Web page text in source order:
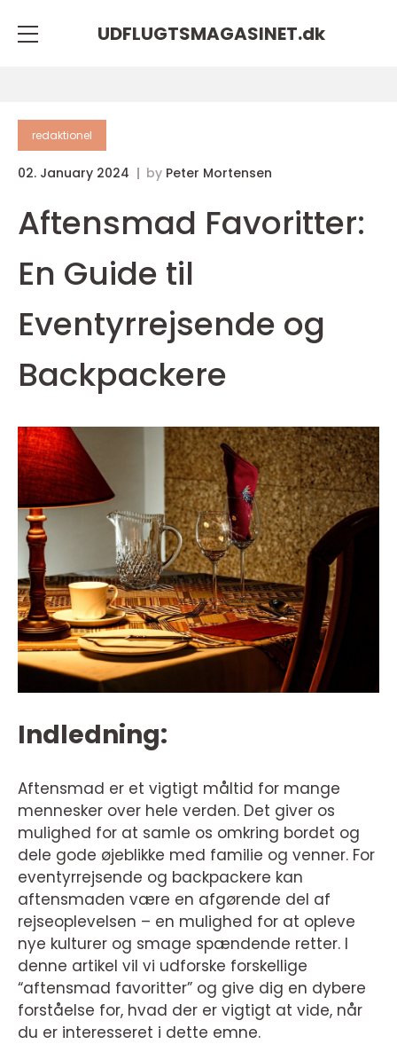
UDFLUGTSMAGASINET.dk
redaktionel
02. January 2024 by Peter Mortensen
Aftensmad Favoritter:
En Guide til
Eventyrrejsende og
Backpackere
Indledning:
Aftensmad er et vigtigt måltid for mange
mennesker over hele verden. Det giver os
mulighed for at samle os omkring bordet og
dele gode øjeblikke med familie og venner. For
eventyrrejsende og backpackere kan
aftensmaden være en afgørende del af
rejseoplevelsen – en mulighed for at opleve
nye kulturer og smage spændende retter. I
denne artikel vil vi udforske forskellige
“aftensmad favoritter” og give dig en dybere
forståelse for, hvad der er vigtigt at vide, når
du er interesseret i dette emne.